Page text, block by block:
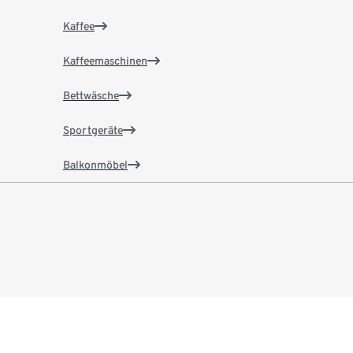
Kaffee
Kaffeemaschinen
Bettwäsche
Sportgeräte
Balkonmöbel